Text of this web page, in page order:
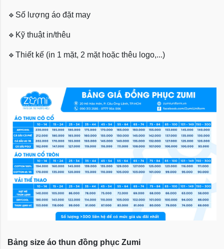
🔹 Số lượng áo đặt may
🔹 Kỹ thuật in/thêu
🔹 Thiết kế (in 1 mặt, 2 mặt hoặc thêu logo,...)
Bảng size áo thun đồng phục Zumi